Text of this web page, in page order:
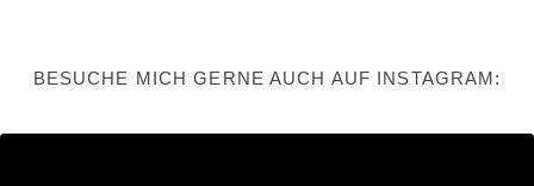
BESUCHE MICH GERNE AUCH AUF INSTAGRAM: